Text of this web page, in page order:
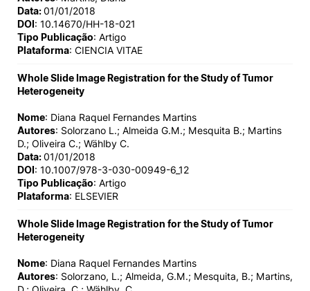
Data:01/01/2018
DOI: 10.14670/HH-18-021
Tipo Publicação: Artigo
Plataforma: CIENCIA VITAE
Whole Slide Image Registration for the Study of Tumor
Heterogeneity
Nome: Diana Raquel Fernandes Martins
Autores: Solorzano L.; Almeida G.M.; Mesquita B.; Martins
D.; Oliveira C.; Wählby C.
Data:01/01/2018
DOI: 10.1007/978-3-030-00949-6_12
Tipo Publicação: Artigo
Plataforma: ELSEVIER
Whole Slide Image Registration for the Study of Tumor
Heterogeneity
Nome: Diana Raquel Fernandes Martins
Autores: Solorzano, L.; Almeida, G.M.; Mesquita, B.; Martins,